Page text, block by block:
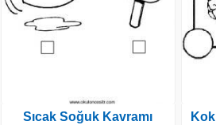
Sıcak Soğuk Kavramı